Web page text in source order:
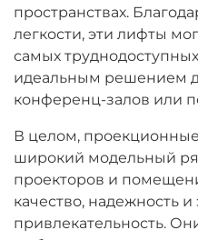
пространствах.
легкости, эти лифты
самых
идеальным решением
конференц-залов или
В целом,
широкий модельный
проекторов и
качество, надежность и
привлекательность.